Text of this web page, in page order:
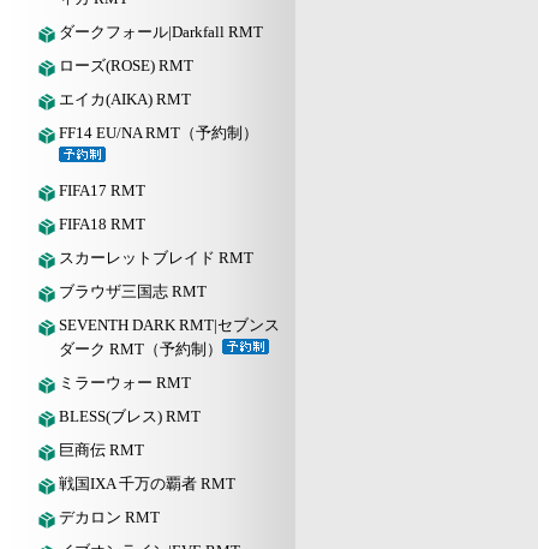
ダークフォール|Darkfall RMT
ローズ(ROSE) RMT
エイカ(AIKA) RMT
FF14 EU/NA RMT（予約制）
FIFA17 RMT
FIFA18 RMT
スカーレットブレイド RMT
ブラウザ三国志 RMT
SEVENTH DARK RMT|セブンス
ダーク RMT（予約制）
ミラーウォー RMT
BLESS(ブレス) RMT
巨商伝 RMT
戦国IXA 千万の覇者 RMT
デカロン RMT